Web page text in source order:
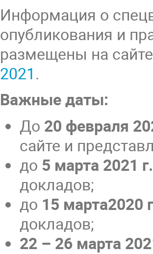
Информация о
опубликования и
размещены на
2021.
Важные даты:
До 20 февраля
сайте и
до 5 марта 2021 г.
докладов;
до 15 марта2020
докладов;
22 – 26 марта